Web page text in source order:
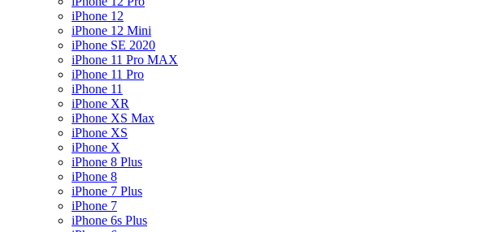
iPhone 12
iPhone 12 Mini
iPhone SE 2020
iPhone 11 Pro MAX
iPhone 11 Pro
iPhone 11
iPhone XR
iPhone XS Max
iPhone XS
iPhone X
iPhone 8 Plus
iPhone 8
iPhone 7 Plus
iPhone 7
iPhone 6s Plus